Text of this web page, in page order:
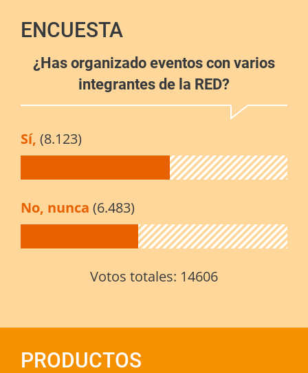
ENCUESTA
¿Has organizado eventos con varios
integrantes de la RED?
Sí, (8.123)
No, nunca (6.483)
Votos totales: 14606
PRODUCTOS